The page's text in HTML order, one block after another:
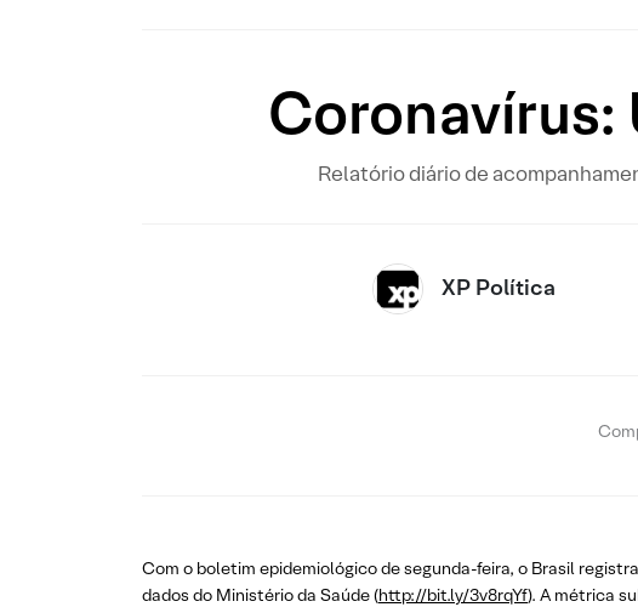
Coronavírus:
Relatório diário de
XP Política
Com o boletim epidemiológico de segunda-feira, o Brasil
dados do Ministério da Saúde (http://bit.ly/3v8rqYf). A métrica